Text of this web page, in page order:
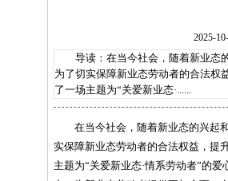
2025-
导读：在当今社会，随着新业态的
为了切实保障新业态劳动者的合法权
了一场主题为“关爱新业态·......
在当今社会，随着新业态的兴起
实保障新业态劳动者的合法权益，提
主题为“关爱新业态·情系劳动者”的